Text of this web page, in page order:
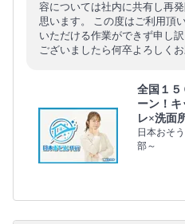
容については社内に共有し再
思います。 この度はご利用頂
いただける作業ができず申し
ございましたら何卒よろしくお
全国１５
ーン！キ
レ×洗面
日本おそ
部～